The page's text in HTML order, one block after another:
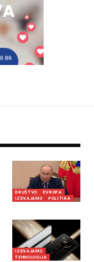
DRUŠTVO
EVROPA
IZDVAJAMO
POLITIKA
IZDVAJAMO
TEHNOLOGIJA